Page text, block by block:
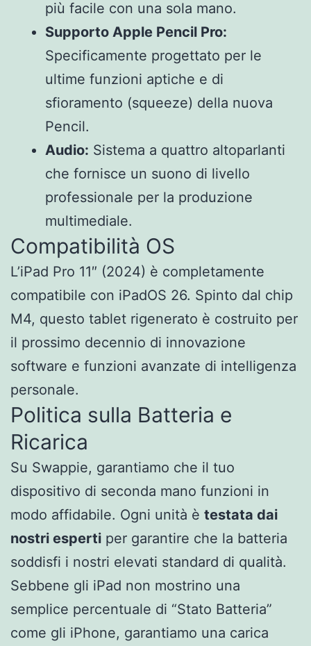
più facile con una sola mano.
Supporto Apple Pencil Pro:
Specificamente progettato per le
ultime funzioni aptiche e di
sfioramento (squeeze) della nuova
Pencil.
Audio: Sistema a quattro altoparlanti
che fornisce un suono di livello
professionale per la produzione
multimediale.
Compatibilità OS
L’iPad Pro 11″ (2024) è completamente
compatibile con iPadOS 26. Spinto dal chip
M4, questo tablet rigenerato è costruito per
il prossimo decennio di innovazione
software e funzioni avanzate di intelligenza
personale.
Politica sulla Batteria e
Ricarica
Su Swappie, garantiamo che il tuo
dispositivo di seconda mano funzioni in
modo affidabile. Ogni unità è testata dai
nostri esperti per garantire che la batteria
soddisfi i nostri elevati standard di qualità.
Sebbene gli iPad non mostrino una
semplice percentuale di “Stato Batteria”
come gli iPhone, garantiamo una carica